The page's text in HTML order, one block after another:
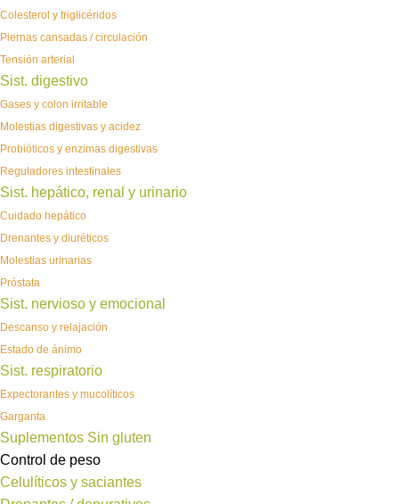
Colesterol y triglicéridos
Piernas cansadas / circulación
Tensión arterial
Sist. digestivo
Gases y colon irritable
Molestias digestivas y acidez
Probióticos y enzimas digestivas
Reguladores intestinales
Sist. hepático, renal y urinario
Cuidado hepático
Drenantes y diuréticos
Molestias urinarias
Próstata
Sist. nervioso y emocional
Descanso y relajación
Estado de ánimo
Sist. respiratorio
Expectorantes y mucolíticos
Garganta
Suplementos Sin gluten
Control de peso
Celulíticos y saciantes